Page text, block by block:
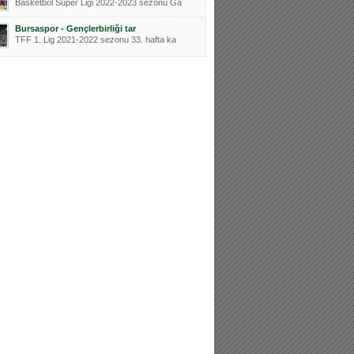
Basketbol Süper Ligi 2022-2023 sezonu Ga
Bursaspor - Gençlerbirliği tar
TFF 1. Lig 2021-2022 sezonu 33. hafta ka